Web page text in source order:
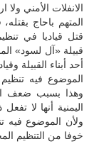
الانفلات الأمني
المتهم باحاج
قتل قياديا في
قبيلة «آل لسود»
أحد أبناء القبيلة
الموضوع فيه
وهذا بسبب ضعف
اليمنية أنها لا
ولأن الموضوع فيه
خوفا من التنظيم